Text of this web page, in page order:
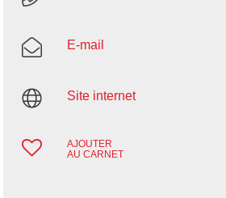
E-mail
Site internet
AJOUTER
AU CARNET